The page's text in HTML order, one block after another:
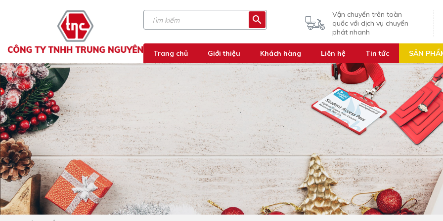
Vận chuyển trên toàn
quốc với dịch vụ chuyển
phát nhanh
Trang chủ Giới thiệu Khách hàng Liên hệ Tin tức SẢN